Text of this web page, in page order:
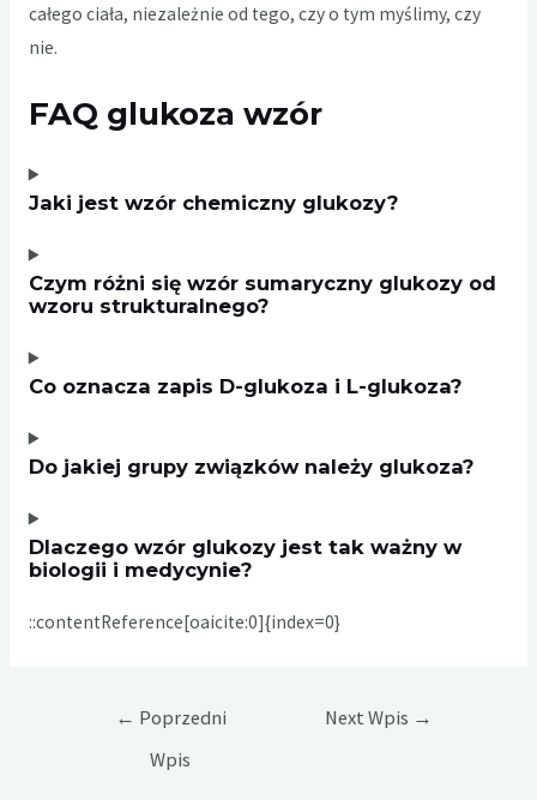
całego ciała, niezależnie od tego, czy o tym myślimy, czy
nie.
FAQ glukoza wzór
Jaki jest wzór chemiczny glukozy?
Czym różni się wzór sumaryczny glukozy od
wzoru strukturalnego?
Co oznacza zapis D-glukoza i L-glukoza?
Do jakiej grupy związków należy glukoza?
Dlaczego wzór glukozy jest tak ważny w
biologii i medycynie?
::contentReference[oaicite:0]{index=0}
Nawigacja
← Poprzedni
Wpis
Next Wpis →